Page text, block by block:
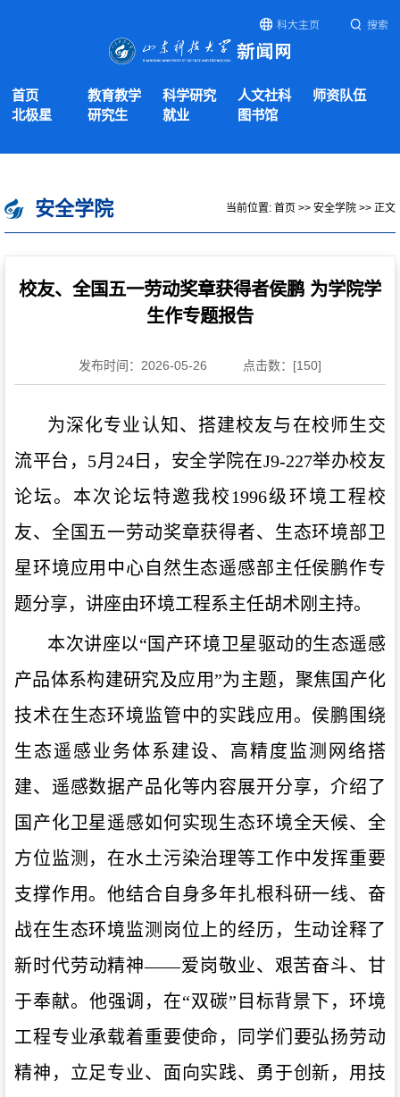
科大主页 搜索
首页 教育教学 科学研究 人文社科
师资队伍
北极星
研究生 就业 图书馆
安全学院 当前位置: 首页 >> 安全学院 >> 正文
校友、全国五一劳动奖章获得者侯鹏 为学院学
生作专题报告
发布时间：2026-05-26 点击数：[150]
为深化专业认知、搭建校友与在校师生交
流平台，5月24日，安全学院在J9-227举办校友
论坛。本次论坛特邀我校1996级环境工程校
友、全国五一劳动奖章获得者、生态环境部卫
星环境应用中心自然生态遥感部主任侯鹏作专
题分享，讲座由环境工程系主任胡术刚主持。
本次讲座以“国产环境卫星驱动的生态遥感
产品体系构建研究及应用”为主题，聚焦国产化
技术在生态环境监管中的实践应用。侯鹏围绕
生态遥感业务体系建设、高精度监测网络搭
建、遥感数据产品化等内容展开分享，介绍了
国产化卫星遥感如何实现生态环境全天候、全
方位监测，在水土污染治理等工作中发挥重要
支撑作用。他结合自身多年扎根科研一线、奋
战在生态环境监测岗位上的经历，生动诠释了
新时代劳动精神——爱岗敬业、艰苦奋斗、甘
于奉献。他强调，在“双碳”目标背景下，环境
工程专业承载着重要使命，同学们要弘扬劳动
精神，立足专业、面向实践、勇于创新，用技